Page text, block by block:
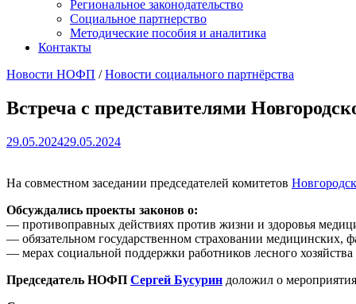
Региональное законодательство
Социальное партнерство
Методические пособия и аналитика
Контакты
Новости НОФП /Новости социального партнёрства
Встреча с представителями
29.05.202429.05.2024
На совместном заседании председателей комитетов
Обсуждались проекты законов о:
— противоправных действиях против жизни и здоровья
— обязательном государственном страховании медицинских,
— мерах социальной поддержки работников лесного
Председатель НОФП Сергей Бусурин доложил о